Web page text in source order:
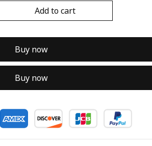
Add to cart
Buy now
Buy now